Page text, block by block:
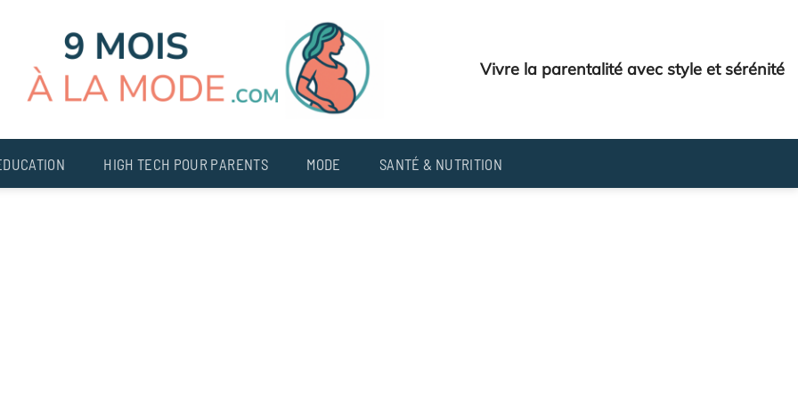
Vivre la parentalité avec style et sérénité
HIGH TECH POUR PARENTS MODE SANTÉ & NUTRITION